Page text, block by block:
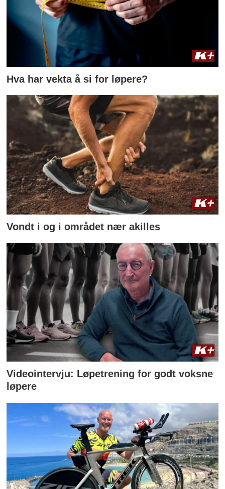
Hva har vekta å si for løpere?
Vondt i og i området nær akilles
Videointervju: Løpetrening for godt voksne
løpere